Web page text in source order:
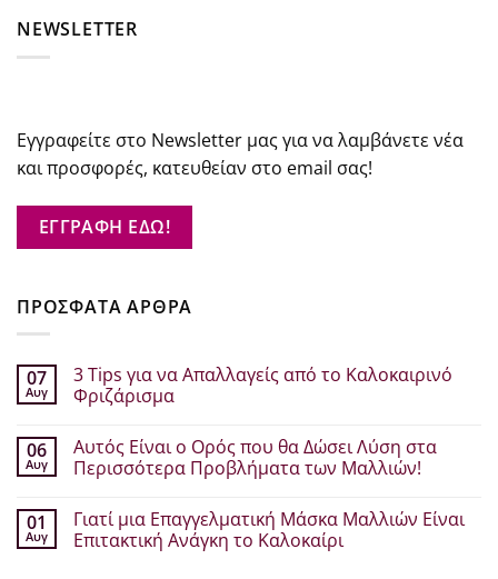
NEWSLETTER
Εγγραφείτε στο Newsletter μας για να λαμβάνετε νέα
και προσφορές, κατευθείαν στο email σας!
ΕΓΓΡΑΦΗ ΕΔΩ!
ΠΡΟΣΦΑΤΑ ΑΡΘΡΑ
07
Αυγ
3 Tips για να Απαλλαγείς από το Καλοκαιρινό
Φριζάρισμα
σχόλια
στο
3
να
Απαλλαγείς
από
06
Αυγ
Αυτός Είναι ο Ορός που θα Δώσει Λύση στα
Περισσότερα Προβλήματα των Μαλλιών!
σχόλια
στο
Αυτός
01
Αυγ
Γιατί μια Επαγγελματική Μάσκα Μαλλιών Είναι
Επιτακτική Ανάγκη το Καλοκαίρι